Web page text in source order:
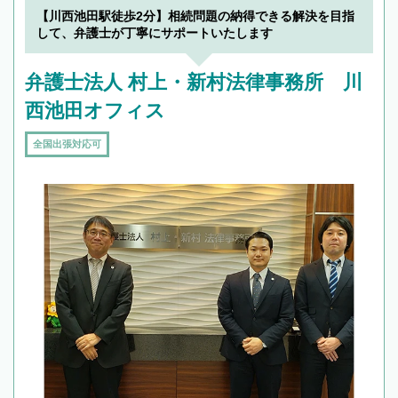
でフィーリングも重要です。実際に電話や面談
で複数の弁護士と会話をしてウマが合う方に依
【川西池田駅徒歩2分】相続問題の納得できる解決を目指
して、弁護士が丁寧にサポートいたします
弁護士法人 村上・新村法律事務所 川
西池田オフィス
全国出張対応可